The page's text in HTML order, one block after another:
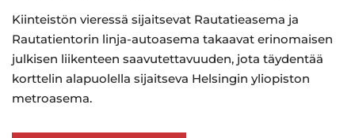
Kiinteistön vieressä sijaitsevat Rautatieasema ja
Rautatientorin linja-autoasema takaavat erinomaisen
julkisen liikenteen saavutettavuuden, jota täydentää
korttelin alapuolella sijaitseva Helsingin yliopiston
metroasema.